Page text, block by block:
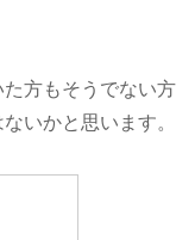
方もそうでない方
いかと思います。